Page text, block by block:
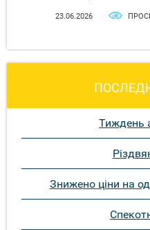
23.06.2026
Тиждень
Знижено ціни на